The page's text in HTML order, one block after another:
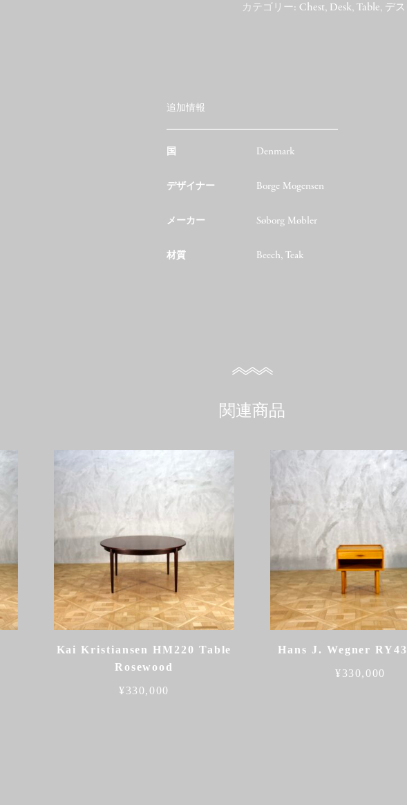
カテゴリー: Chest, Desk, Table, デ
追加情報
国 Denmark
デザイナー Borge Mogensen
メーカー Søborg Møbler
材質 Beech, Teak
関連商品
Kai Kristiansen HM220 Table
Rosewood
¥330,000
Hans J. Wegner
¥330,000